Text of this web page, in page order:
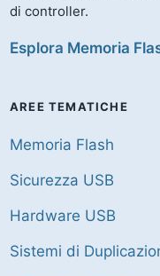
di controller.
Esplora Memoria
AREE TEMATICHE
Memoria Flash
Sicurezza USB
Hardware USB
Sistemi di